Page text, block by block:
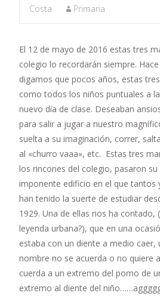
Costa
Primaria
El 12 de mayo de 2016 estas tres
colegio lo recordarán siempre.
digamos que pocos años, estas
como todos los niños puntuales a
nuevo día de clase. Deseaban
para salir a jugar a nuestro
suelta a su imaginación, correr,
al «churro vaaa», etc. Estas tres
los rincones del colegio, pasaron
imponente edificio en el que tantos
han tenido la suerte de estudiar
1929. Una de ellas nos ha contado,
leyenda urbana?), que en una
estaba con un diente a medio caer,
nombre no se acuerda o no quiere
cuerda a un extremo del pomo de
extremo al diente del